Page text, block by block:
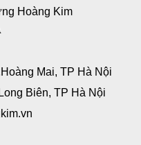
Hoàng Kim
Mai, TP Hà Nội
Biên, TP Hà Nội